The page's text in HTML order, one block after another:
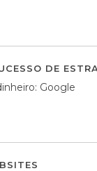
DE
Google